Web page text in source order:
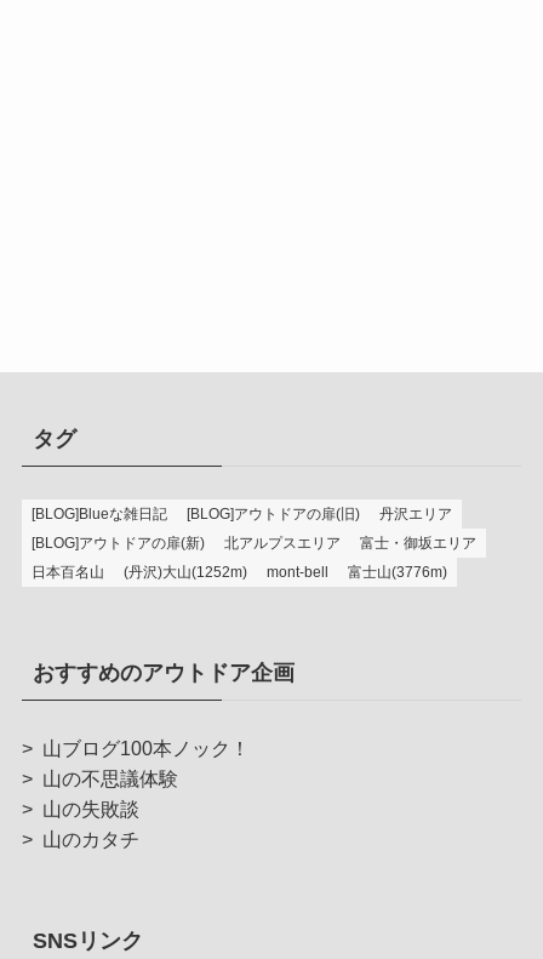
タグ
[BLOG]Blueな雑日記 [BLOG]アウトドアの扉(旧)
丹沢エリア
[BLOG]アウトドアの扉(新)
北アルプスエリア
富士・御坂エリア
日本百名山
(丹沢)大山(1252m) mont-bell 富士山(3776m)
おすすめのアウトドア企画
> 山ブログ100本ノック！
> 山の不思議体験
> 山の失敗談
> 山のカタチ
SNSリンク